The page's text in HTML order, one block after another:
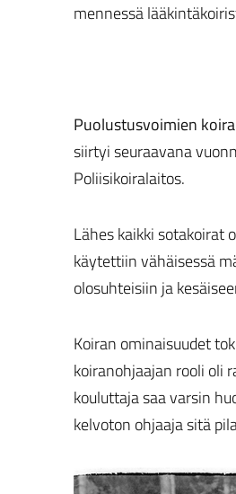
mennessä
Puolustusvoimien
siirtyi seuraavana
Poliisikoiralaitos.
Lähes kaikki sotakoirat
käytettiin vähäisessä
olosuhteisiin ja
Koiran ominaisuudet
koiranohjaajan rooli oli
kouluttaja saa varsin
kelvoton ohjaaja sitä